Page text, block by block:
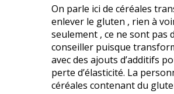
On parle ici de céréales
enlever le gluten , rien à
seulement , ce ne sont pas
conseiller puisque
avec des ajouts d’additifs
perte d’élasticité. La
céréales contenant du